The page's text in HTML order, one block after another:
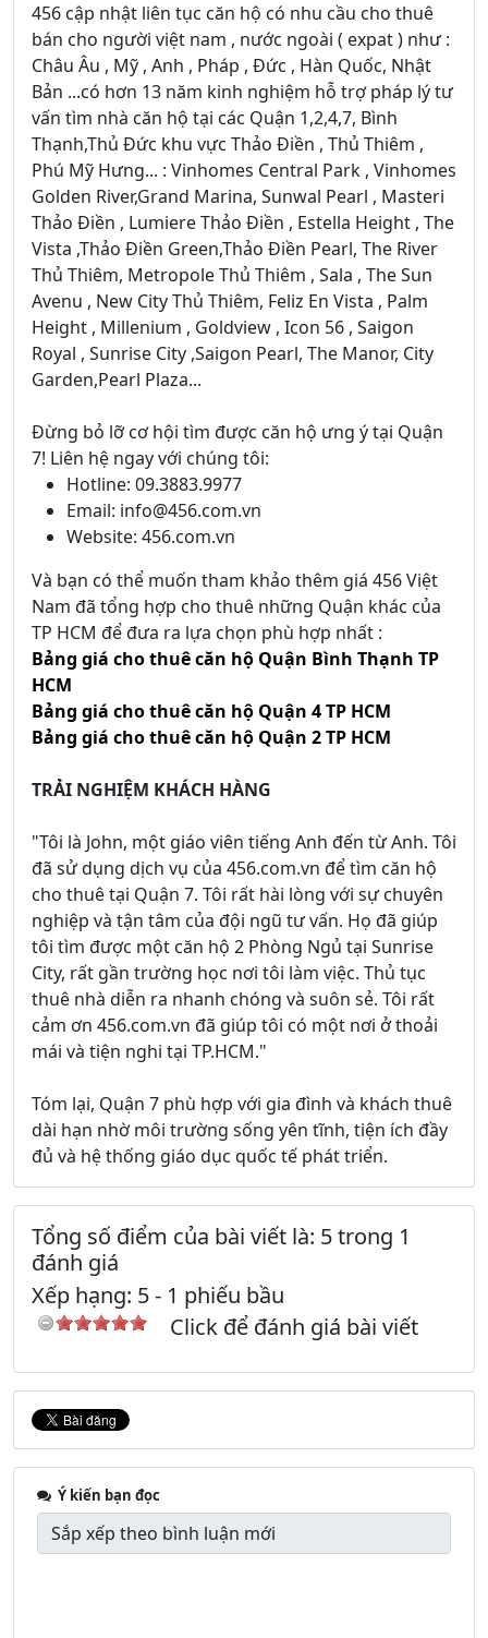
456 cập nhật liên tục căn hộ có nhu cầu cho thuê
bán cho người việt nam , nước ngoài ( expat ) như :
Châu Âu , Mỹ , Anh , Pháp , Đức , Hàn Quốc, Nhật
Bản ...có hơn 13 năm kinh nghiệm hỗ trợ pháp lý tư
vấn tìm nhà căn hộ tại các Quận 1,2,4,7, Bình
Thạnh,Thủ Đức khu vực Thảo Điền , Thủ Thiêm ,
Phú Mỹ Hưng... : Vinhomes Central Park , Vinhomes
Golden River,Grand Marina, Sunwal Pearl , Masteri
Thảo Điền , Lumiere Thảo Điền , Estella Height , The
Vista ,Thảo Điền Green,Thảo Điền Pearl, The River
Thủ Thiêm, Metropole Thủ Thiêm , Sala , The Sun
Avenu , New City Thủ Thiêm, Feliz En Vista , Palm
Height , Millenium , Goldview , Icon 56 , Saigon
Royal , Sunrise City ,Saigon Pearl, The Manor, City
Garden,Pearl Plaza...
Đừng bỏ lỡ cơ hội tìm được căn hộ ưng ý tại Quận
7! Liên hệ ngay với chúng tôi:
Hotline: 09.3883.9977
Email: info@456.com.vn
Website: 456.com.vn
Và bạn có thể muốn tham khảo thêm giá 456 Việt
Nam đã tổng hợp cho thuê những Quận khác của
TP HCM để đưa ra lựa chọn phù hợp nhất :
Bảng giá cho thuê căn hộ Quận Bình Thạnh TP
HCM
Bảng giá cho thuê căn hộ Quận 4 TP HCM
Bảng giá cho thuê căn hộ Quận 2 TP HCM
TRẢI NGHIỆM KHÁCH HÀNG
"Tôi là John, một giáo viên tiếng Anh đến từ Anh. Tôi
đã sử dụng dịch vụ của 456.com.vn để tìm căn hộ
cho thuê tại Quận 7. Tôi rất hài lòng với sự chuyên
nghiệp và tận tâm của đội ngũ tư vấn. Họ đã giúp
tôi tìm được một căn hộ 2 Phòng Ngủ tại Sunrise
City, rất gần trường học nơi tôi làm việc. Thủ tục
thuê nhà diễn ra nhanh chóng và suôn sẻ. Tôi rất
cảm ơn 456.com.vn đã giúp tôi có một nơi ở thoải
mái và tiện nghi tại TP.HCM."
Tóm lại, Quận 7 phù hợp với gia đình và khách thuê
dài hạn nhờ môi trường sống yên tĩnh, tiện ích đầy
đủ và hệ thống giáo dục quốc tế phát triển.
Tổng số điểm của bài viết là: 5 trong 1
đánh giá
Xếp hạng: 5- 1 phiếu bầu
Click để đánh giá bài viết
Ý kiến bạn đọc